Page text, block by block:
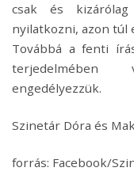
csak és
nyilatkozni, azon túl
Továbbá a fenti
terjedelmében
engedélyezzük.
Szinetár Dóra és
forrás: Facebook/